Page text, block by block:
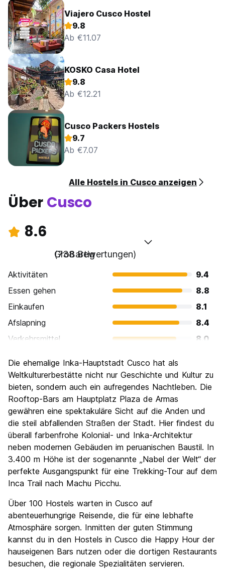
Viajero Cusco Hostel
9.8
Ab €11.07
KOSKO Casa Hotel
9.8
Ab €12.21
Cusco Packers Hostels
9.7
Ab €7.07
Alle Hostels in Cusco anzeigen
Über Cusco
8.6
Großartig
(738 Bewertungen)
Aktivitäten
9.4
Essen gehen
8.8
Einkaufen
8.1
Afslapning
8.4
Verkehrsmittel
8.0
Kultur
9.5
Nachtleben / Party
8.0
Preis-Leistungsverhältnis
Die ehemalige Inka-Hauptstadt Cusco hat als
Weltkulturerbestätte nicht nur Geschichte und Kultur zu
bieten, sondern auch ein aufregendes Nachtleben. Die
Rooftop-Bars am Hauptplatz Plaza de Armas
gewähren eine spektakuläre Sicht auf die Anden und
die steil abfallenden Straßen der Stadt. Hier findest du
überall farbenfrohe Kolonial- und Inka-Architektur
neben modernen Gebäuden im peruanischen Baustil. In
3.400 m Höhe ist der sogenannte „Nabel der Welt“ der
perfekte Ausgangspunkt für eine Trekking-Tour auf dem
Inca Trail nach Machu Picchu.
Über 100 Hostels warten in Cusco auf
abenteuerhungrige Reisende, die für eine lebhafte
Atmosphäre sorgen. Inmitten der guten Stimmung
kannst du in den Hostels in Cusco die Happy Hour der
hauseigenen Bars nutzen oder die dortigen Restaurants
besuchen, die regionale Spezialitäten servieren.